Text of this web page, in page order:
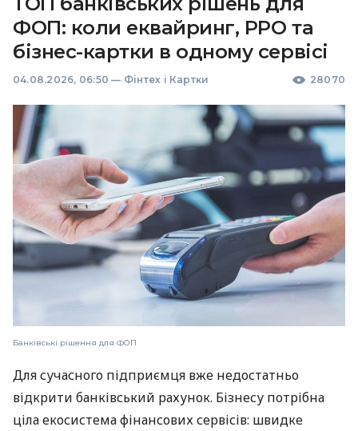
ФОП: коли еквайринг, РРО та
бізнес-картки в одному сервісі
04.08.2026, 06:50 — Фінтех і Картки 28070
Банківські рішення для ФОП
Для сучасного підприємця вже недостатньо
відкрити банківський рахунок. Бізнесу потрібна
ціла екосистема фінансових сервісів: швидке